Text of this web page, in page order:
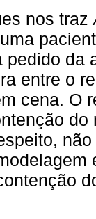
nos traz
pedido da
entre o
cena. O